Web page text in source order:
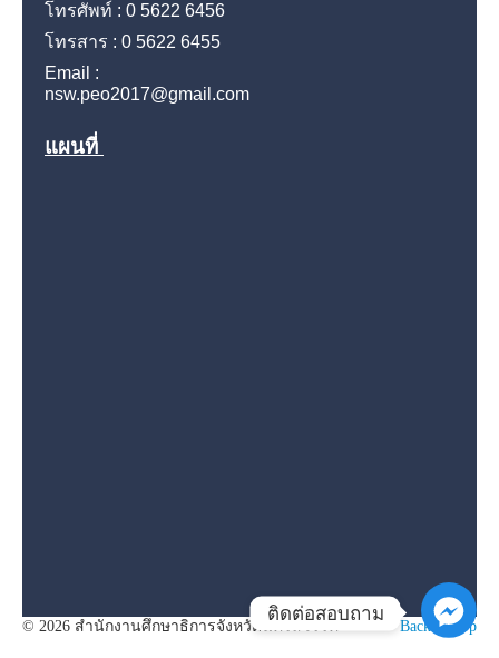
โทรศัพท์ : 0 5622 6456
โทรสาร : 0 5622 6455
Email :
nsw.peo2017@gmail.com
แผนที่
Back to Top
© 2026 สำนักงานศึกษาธิการจังหวัดนครสวรรค์
ติดต่อสอบถาม